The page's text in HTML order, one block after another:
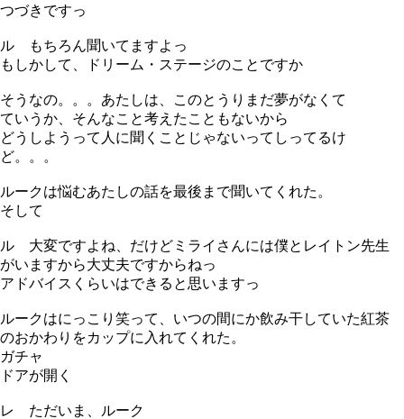
つづきですっ
ル もちろん聞いてますよっ
もしかして、ドリーム・ステージのことですか
そうなの。。。あたしは、このとうりまだ夢がなくて
ていうか、そんなこと考えたこともないから
どうしようって人に聞くことじゃないってしってるけ
ど。。。
ルークは悩むあたしの話を最後まで聞いてくれた。
そして
ル 大変ですよね、だけどミライさんには僕とレイトン先生
がいますから大丈夫ですからねっ
アドバイスくらいはできると思いますっ
ルークはにっこり笑って、いつの間にか飲み干していた紅茶
のおかわりをカップに入れてくれた。
ガチャ
ドアが開く
レ ただいま、ルーク